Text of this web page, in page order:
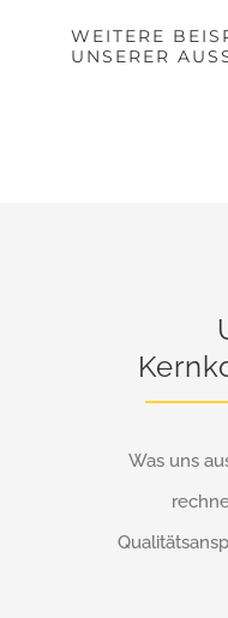
WEITERE
UNSERER
Was uns